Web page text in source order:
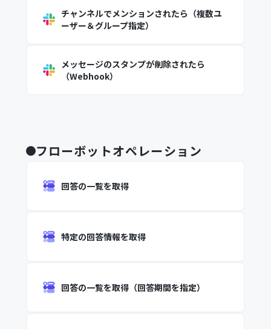
チャンネルでメンションされたら（複数ユ
ーザー＆グループ指定）
メッセージのスタンプが削除されたら
（Webhook）
フローボットオペレーション
回答の一覧を取得
特定の回答情報を取得
回答の一覧を取得（回答期間を指定）